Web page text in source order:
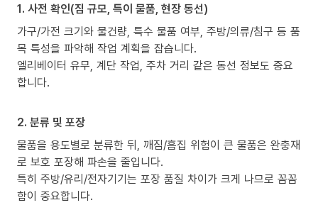
1. 사전 확인(짐 규모, 특이 물품, 현장 동선)
가구/가전 크기와 물건량, 특수 물품 여부, 주방/의류/침구 등 품
목 특성을 파악해 작업 계획을 잡습니다.
엘리베이터 유무, 계단 작업, 주차 거리 같은 동선 정보도 중요
합니다.
2. 분류 및 포장
물품을 용도별로 분류한 뒤, 깨짐/흠집 위험이 큰 물품은 완충재
로 보호 포장해 파손을 줄입니다.
특히 주방/유리/전자기기는 포장 품질 차이가 크게 나므로 꼼꼼
함이 중요합니다.